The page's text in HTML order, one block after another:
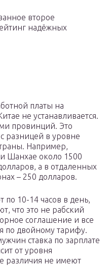
второе
надёжных
платы на
не устанавливается.
провинций. Это
разницей в уровне
Например,
Шанхае около 1500
а в отдаленных
– 250 долларов.
по 10-14 часов в день,
что это не рабский
соглашение и все
по двойному тарифу.
ставка по зарплате
от уровня
различия не имеют